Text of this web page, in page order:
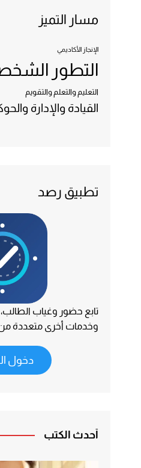
مسار التميز
الإنجاز الأكاديمي
التطور
التعليم والتعلم والتقويم
القيادة والإدارة
تطبيق رصد
تابع حضور وغياب
وخدمات أخرى متعددة
دخول
أحدث الكتب